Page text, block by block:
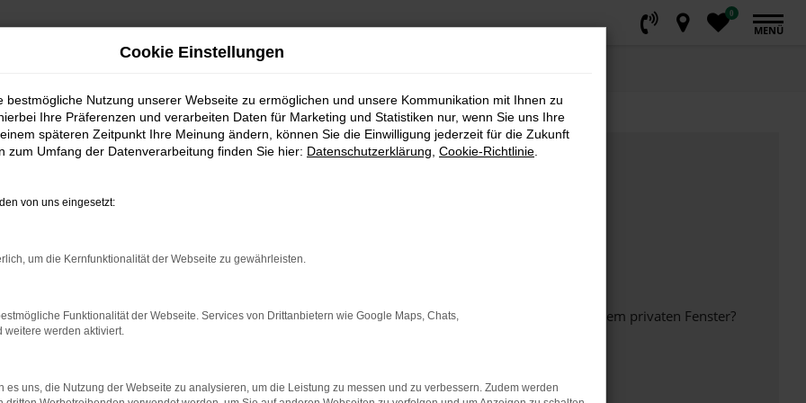
0
MENÜ
bestimmter Seiten verhindern. Funktioniert die Seite in einem anderen Browser oder in einem privaten Fenster?
beheben.
auf dem neuesten Stand sind.
Cookie Einstellungen
bestmögliche Nutzung unserer Webseite zu ermöglichen und unsere Kommunikation mit Ihnen zu
Ihre Präferenzen und verarbeiten Daten für Marketing und Statistiken nur, wenn Sie uns Ihre
späteren Zeitpunkt Ihre Meinung ändern, können Sie die Einwilligung jederzeit für die Zukunft
zum Umfang der Datenverarbeitung finden Sie hier: Datenschutzerklärung Cookie-Richtlinie
von uns eingesetzt:
um die Kernfunktionalität der Webseite zu gewährleisten.
Funktionalität der Webseite. Services von Drittanbietern wie Google Maps, Chats,
weitere werden aktiviert.
es uns, die Nutzung der Webseite zu analysieren, um die Leistung zu messen und zu verbessern. Zudem werden